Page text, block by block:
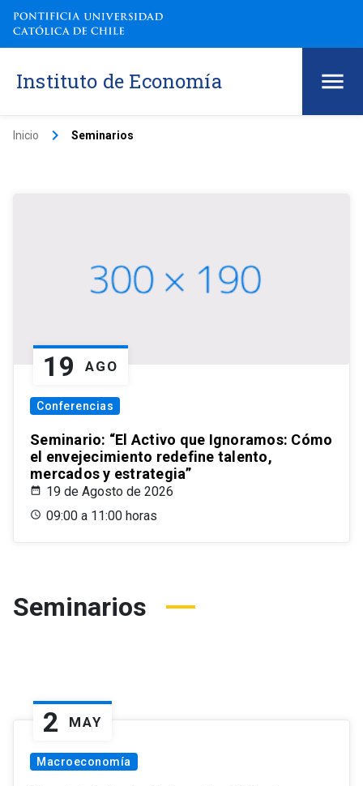
Instituto de Economía
Inicio keyboard_arrow_right Seminarios
19 AGO
Conferencias
Seminario: “El Activo que Ignoramos: Cómo
el envejecimiento redefine talento,
mercados y estrategia”
19 de Agosto de 2026
09:00 a 11:00 horas
Seminarios
2 MAY
Macroeconomía